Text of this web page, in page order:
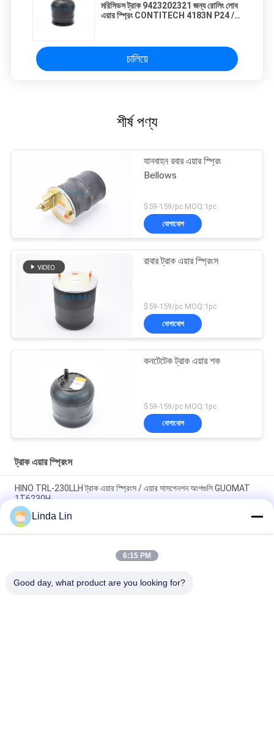
মরিসিডস ট্রাক 9423202321 জন্য রোলিং লোব
এয়ার স্প্রিং CONTITECH 4183N P24 /
চালিয়ে
শীর্ষ পণ্য
যানবাহন রবার এয়ার স্প্রিং
Bellows
$59-159/pc MOQ:1pc
যোগাযোগ
রাবার ট্রাক এয়ার স্প্রিংস
$59-159/pc MOQ:1pc
যোগাযোগ
কনটেটেক ট্রাক এয়ার শক
$59-159/pc MOQ:1pc
যোগাযোগ
ট্রাক এয়ার স্প্রিংস
HINO TRL-230LLH ট্রাক এয়ার স্প্রিংস / এয়ার সাসপেনশন অংশগুলি GUOMAT
1T6230H
940 মেগাবাইট ট্রাক এয়ার স্প্রিংস W01 এম58 8609 বেলজ 1 টি 17 ডি 4.3 4.3
বিট ওয়াই বি পিড 05.4২9.4২.41.1
W013585311 ফায়ারস্টোন রিভারসিবল ধনু 1T14C-1 ট্রাক ছোট আকারের হাতা বায়ু
Linda Lin
6:15 PM
Good day, what product are you looking for?